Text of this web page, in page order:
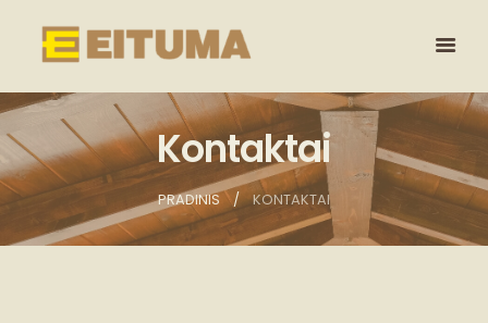
Kontaktai
PRADINIS KONTAKTAI